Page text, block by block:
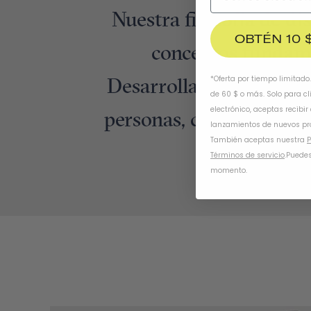
Nuestra filosofía de
conceptos
Desarrollamos
personas, creando el
OBTÉN 10
*Oferta por tiempo
de 60 $ o más. Solo para
electrónico, aceptas recibir
lanzamientos de nuevos
También aceptas nuestra
Términos de servicio.
momento.